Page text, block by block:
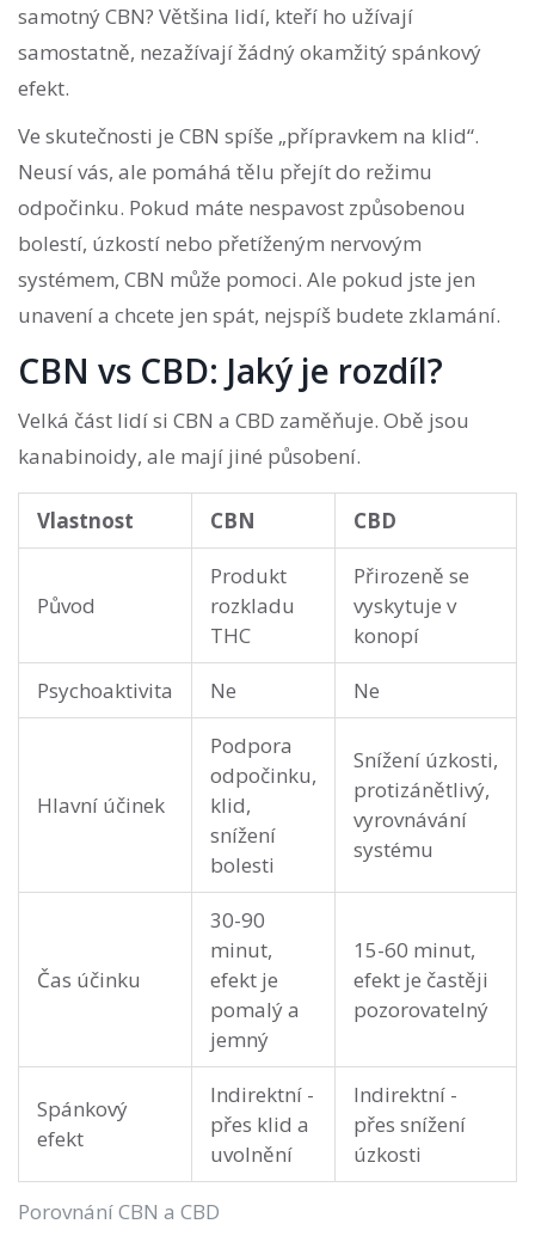
samotný CBN? Většina lidí, kteří ho užívají
samostatně, nezažívají žádný okamžitý spánkový
efekt.
Ve skutečnosti je CBN spíše „přípravkem na klid“.
Neusí vás, ale pomáhá tělu přejít do režimu
odpočinku. Pokud máte nespavost způsobenou
bolestí, úzkostí nebo přetíženým nervovým
systémem, CBN může pomoci. Ale pokud jste jen
unavení a chcete jen spát, nejspíš budete zklamání.
CBN vs CBD: Jaký je rozdíl?
Velká část lidí si CBN a CBD zaměňuje. Obě jsou
kanabinoidy, ale mají jiné působení.
Porovnání CBN a CBD
Vlastnost CBN CBD
Původ
Produkt
rozkladu
THC
Přirozeně se
vyskytuje v
konopí
Psychoaktivita
Ne Ne
Hlavní účinek
Podpora
odpočinku,
klid,
snížení
bolesti
Snížení úzkosti,
protizánětlivý,
vyrovnávání
systému
Čas účinku
30-90
minut,
efekt je
pomalý a
jemný
15-60 minut,
efekt je častěji
pozorovatelný
Spánkový
efekt
Indirektní -
přes klid a
uvolnění
Indirektní -
přes snížení
úzkosti